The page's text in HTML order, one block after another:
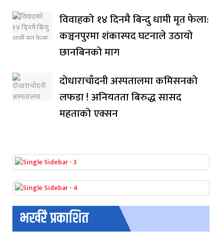
विवाहको १४ दिनमै बिन्दु धामी मृत फेला:
कञ्चनपुरमा शंकास्पद घटनाले उठायो
छानबिनको माग
दोधाराचाँदनी अस्पतालमा कमिसनको
लफडा ! अनियतता बिरुद्ध सासद
महताको एक्सन
भर्खरै प्रकाशित